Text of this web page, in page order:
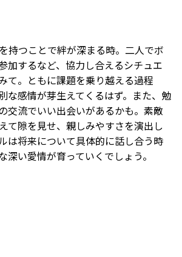
持つことで絆が深まる時。二人でボ
加するなど、協力し合えるシチュエ
て。ともに課題を乗り越える過程
な感情が芽生えてくるはず。また、勉
交流でいい出会いがあるかも。素敵
て隙を見せ、親しみやすさを演出し
は将来について具体的に話し合う時
深い愛情が育っていくでしょう。